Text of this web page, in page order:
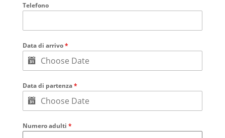
Telefono
Data di arrivo*
Data di partenza*
Numero adulti *